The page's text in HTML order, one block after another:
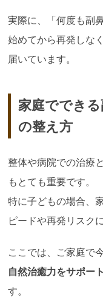
実際に、「何度も副
始めてから再発しな
届いています。
家庭ででき
の整え方
整体や病院での治療
もとても重要です。
特に子どもの場合、
ピードや再発リスク
ここでは、ご家庭で
自然治癒力をサポー
す。